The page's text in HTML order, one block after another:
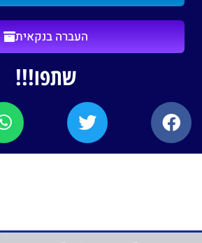
העברה בנקאית
שתפו!!!